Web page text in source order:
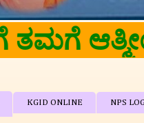
🙏🙏
KGID ONLINE NPS